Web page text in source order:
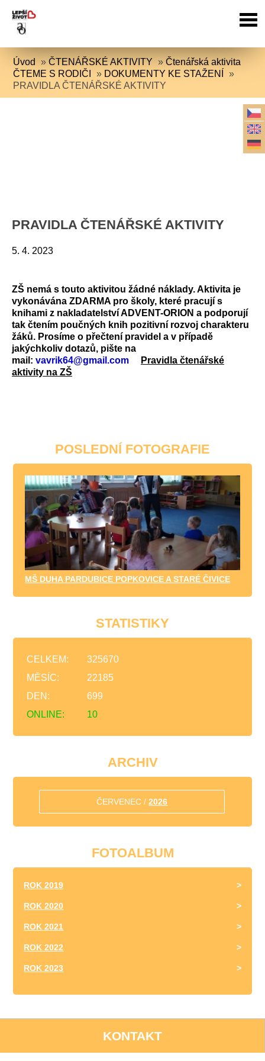
Úvod »ČTENÁŘSKÉ AKTIVITY »Čtenářská aktivita
ČTEME S RODIČI
» DOKUMENTY KE STAŽENÍ
»
PRAVIDLA ČTENÁŘSKÉ AKTIVITY
PRAVIDLA ČTENÁŘSKÉ AKTIVITY
5. 4. 2023
ZŠ nemá s touto aktivitou žádné náklady. Aktivita je
vykonávána ZDARMA pro školy, které pracují s
knihami z nakladatelství ADVENT-ORION a podporují
tak čtením poučných knih pozitivní rozvoj charakteru
žáků. Prosíme o přečtení pravidel a v případě
jakýchkoliv dotazů, pište na
mail: vavrik64@gmail.com
Pravidla čtenářské
aktivity na ZŠ
POSLEDNÍ FOTOGRAFIE
MŠ DUHA PARDUBICE POPKOVICE A STARÉ ČIVICE
STATISTIKY
ONLINE: 10
CELKEM:
325670
MĚSÍC:
22185
DEN:
699
ARCHIV
ČERVENEC /2026
FOTOALBUM
ROK 2019
ROK 2020
ROK 2021
ROK 2022
ROK 2023
KONTAKT